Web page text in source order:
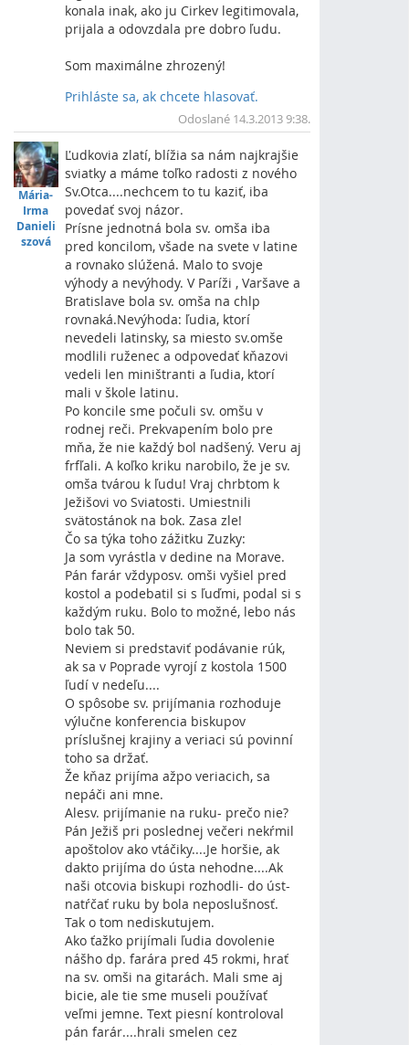
konala inak, ako ju Cirkev legitimovala,
prijala a odovzdala pre dobro ľudu.
Som maximálne zhrozený!
Prihláste sa, ak chcete hlasovať.
Vrch
Odoslané 14.3.2013 9:38.
Mária-
Irma
Danieli
szová
Ľudkovia zlatí, blížia sa nám najkrajšie
sviatky a máme toľko radosti z nového
Sv.Otca....nechcem to tu kaziť, iba
povedať svoj názor.
Prísne jednotná bola sv. omša iba
pred koncilom, všade na svete v latine
a rovnako slúžená. Malo to svoje
výhody a nevýhody. V Paríži , Varšave a
Bratislave bola sv. omša na chlp
rovnaká.Nevýhoda: ľudia, ktorí
nevedeli latinsky, sa miesto sv.omše
modlili ruženec a odpovedať kňazovi
vedeli len miništranti a ľudia, ktorí
mali v škole latinu.
Po koncile sme počuli sv. omšu v
rodnej reči. Prekvapením bolo pre
mňa, že nie každý bol nadšený. Veru aj
frfľali. A koľko kriku narobilo, že je sv.
omša tvárou k ľudu! Vraj chrbtom k
Ježišovi vo Sviatosti. Umiestnili
svätostánok na bok. Zasa zle!
Čo sa týka toho zážitku Zuzky:
Ja som vyrástla v dedine na Morave.
Pán farár vždyposv. omši vyšiel pred
kostol a podebatil si s ľuďmi, podal si s
každým ruku. Bolo to možné, lebo nás
bolo tak 50.
Neviem si predstaviť podávanie rúk,
ak sa v Poprade vyrojí z kostola 1500
ľudí v nedeľu....
O spôsobe sv. prijímania rozhoduje
výlučne konferencia biskupov
príslušnej krajiny a veriaci sú povinní
toho sa držať.
Že kňaz prijíma ažpo veriacich, sa
nepáči ani mne.
Alesv. prijímanie na ruku- prečo nie?
Pán Ježiš pri poslednej večeri nekŕmil
apoštolov ako vtáčiky....Je horšie, ak
dakto prijíma do ústa nehodne....Ak
naši otcovia biskupi rozhodli- do úst-
natŕčať ruku by bola neposlušnosť.
Tak o tom nediskutujem.
Ako ťažko prijímali ľudia dovolenie
nášho dp. farára pred 45 rokmi, hrať
na sv. omši na gitarách. Mali sme aj
bicie, ale tie sme museli používať
veľmi jemne. Text piesní kontroloval
pán farár....hrali smelen cez